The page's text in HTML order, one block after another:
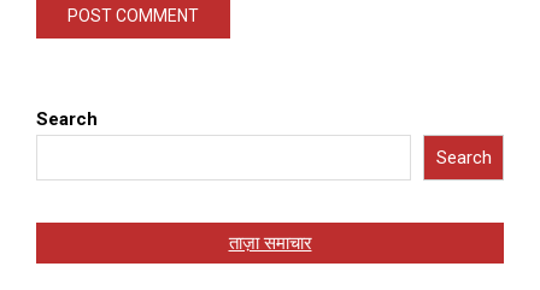
Search
Search
ताज़ा समाचार